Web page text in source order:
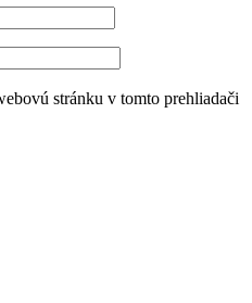
stránku v tomto prehliadači